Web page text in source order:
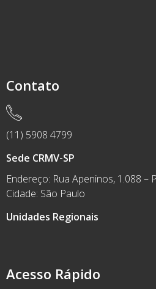
Acesso Rápido
Contato
(11) 5908 4799
Sede CRMV-SP
Endereço: Rua Apeninos, 1.088 –
Cidade: São Paulo
Unidades Regionais